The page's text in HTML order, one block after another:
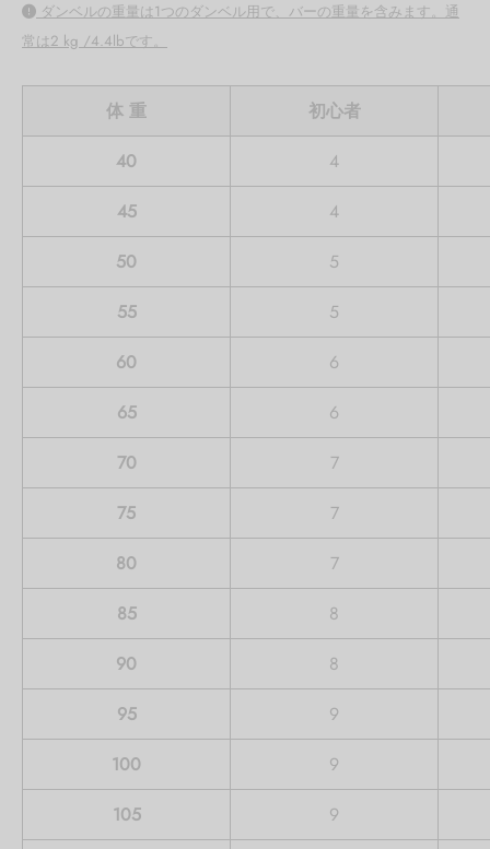
ダンベルの重量は1つのダンベル用で、バーの重量を含みます。通
常は2 kg /4.4lbです。
体 重
初心者
40
4
45
4
50
5
55
5
60
6
65
6
70
7
75
7
80
7
85
8
90
8
95
9
100
9
105
9